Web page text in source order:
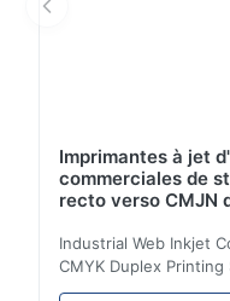
Imprimantes à jet
commerciales de
recto verso CMJN
Industrial Web Inkjet
CMYK Duplex
Yintech Co.,LTD is a